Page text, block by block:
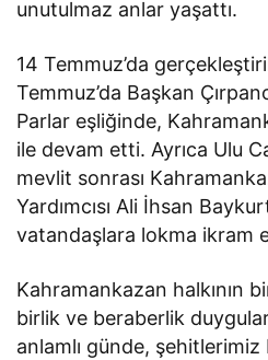
unutulmaz anlar yaşattı.
14 Temmuz’da
Temmuz’da Başkan
Parlar eşliğinde,
ile devam etti. Ayrıca Ulu
mevlit sonrası
Yardımcısı Ali İhsan
vatandaşlara lokma ikram
Kahramankazan halkının
birlik ve beraberlik
anlamlı günde,